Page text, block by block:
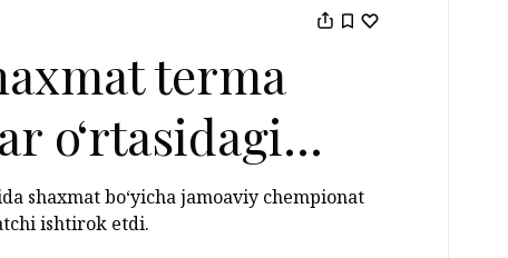
terma
o‘rtasidagi
o‘rinni
shaxmat bo‘yicha jamoaviy chempionat
ishtirok etdi.